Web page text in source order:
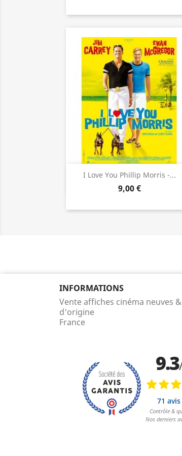
I Love You Phillip Morris -...
9,00 €
Aperçu rapide
INFORMATIONS
Vente affiches cinéma neuves &
d'origine
France